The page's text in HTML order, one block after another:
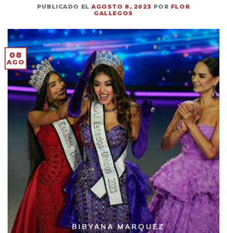
PUBLICADO ELAGOSTO 8, 2023 POR FLOR
GALLEGOS
08
AGO